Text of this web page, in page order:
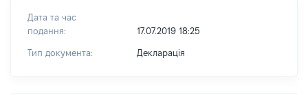
Дата та час
подання:
17.07.2019 18:25
Тип документа: Декларація